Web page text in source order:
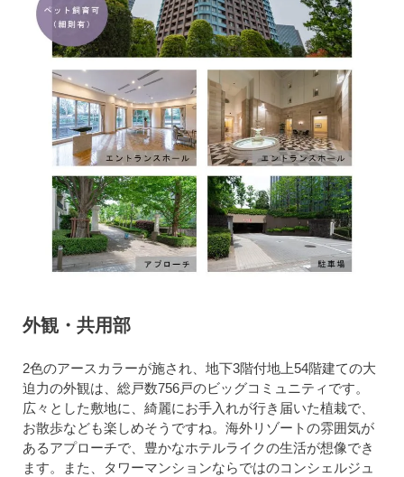
外観・共用部
2色のアースカラーが施され、地下3階付地上54階建ての大
迫力の外観は、総戸数756戸のビッグコミュニティです。
広々とした敷地に、綺麗にお手入れが行き届いた植栽で、
お散歩なども楽しめそうですね。海外リゾートの雰囲気が
あるアプローチで、豊かなホテルライクの生活が想像でき
ます。また、タワーマンションならではのコンシェルジュ